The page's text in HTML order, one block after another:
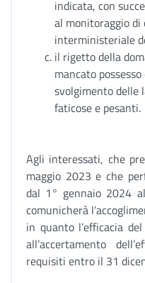
indicata, con
al monitoraggio
interministeriale
il rigetto della
mancato
svolgimento delle
faticose e pesanti.
Agli interessati, che
maggio 2023 e che
dal 1° gennaio 2024
comunicherà
in quanto l’efficacia
all’accertamento
requisiti entro il 31